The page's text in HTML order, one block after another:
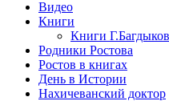
Видео
Книги
Книги
Родники Ростова
Ростов в книгах
День в Истории
Нахичеванский доктор